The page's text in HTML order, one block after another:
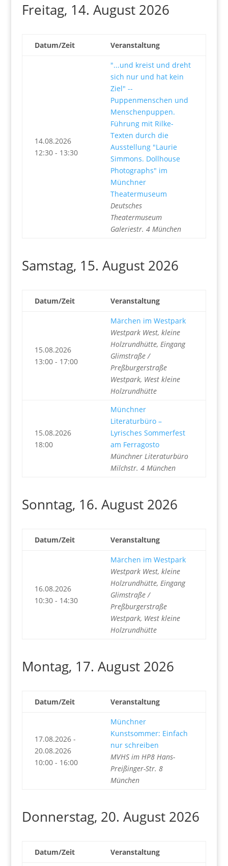
Freitag, 14. August 2026
Datum/Zeit Veranstaltung
14.08.2026
12:30 - 13:30
"...und kreist und dreht
sich nur und hat kein
Ziel" --
Puppenmenschen und
Menschenpuppen.
Führung mit Rilke-
Texten durch die
Ausstellung "Laurie
Simmons. Dollhouse
Photographs" im
Münchner
Theatermuseum
Deutsches
Theatermuseum
Galeriestr. 4 München
Samstag, 15. August 2026
Datum/Zeit Veranstaltung
15.08.2026
13:00 - 17:00
Märchen im Westpark
Westpark West, kleine
Holzrundhütte, Eingang
Glimstraße /
Preßburgerstraße
Westpark, West kleine
Holzrundhütte
15.08.2026
18:00
Münchner
Literaturbüro –
Lyrisches Sommerfest
am Ferragosto
Münchner Literaturbüro
Milchstr. 4 München
Sonntag, 16. August 2026
Datum/Zeit Veranstaltung
16.08.2026
10:30 - 14:30
Märchen im Westpark
Westpark West, kleine
Holzrundhütte, Eingang
Glimstraße /
Preßburgerstraße
Westpark, West kleine
Holzrundhütte
Montag, 17. August 2026
Datum/Zeit Veranstaltung
17.08.2026 -
20.08.2026
10:00 - 16:00
Münchner
Kunstsommer: Einfach
nur schreiben
MVHS im HP8 Hans-
Preißinger-Str. 8
München
Donnerstag, 20. August 2026
Datum/Zeit Veranstaltung